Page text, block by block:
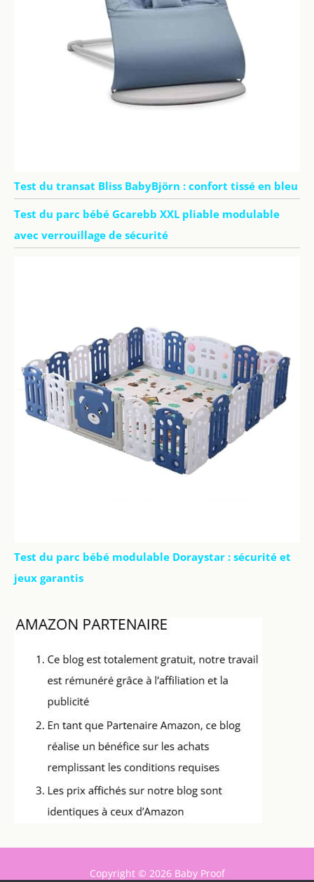
Test du transat Bliss BabyBjörn : confort tissé en bleu
Test du parc bébé Gcarebb XXL pliable modulable
avec verrouillage de sécurité
Test du parc bébé modulable Doraystar : sécurité et
jeux garantis
Copyright © 2026 Baby Proof